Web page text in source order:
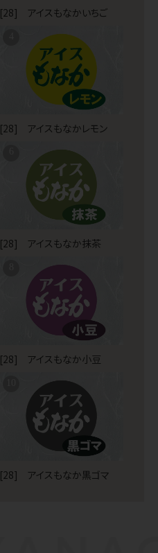
[28] アイスもなかいちご
[28] アイスもなかレモン
[28] アイスもなか抹茶
[28] アイスもなか小豆
[28] アイスもなか黒ゴマ